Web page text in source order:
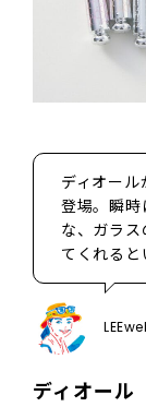
ディオール
登場。瞬時
な、ガラ
てくれると
ディオール